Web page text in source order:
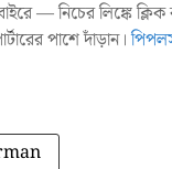
— নিচের লিঙ্কে
পাশে দাঁড়ান।